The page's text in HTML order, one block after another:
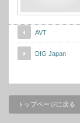
AVT
DIG Japan
トップページに戻る